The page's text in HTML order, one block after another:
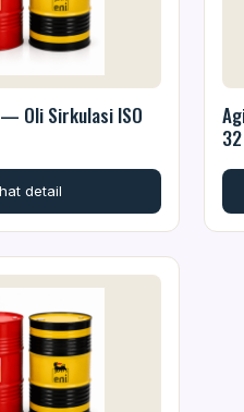
Oli Sirkulasi ISO
detail
32